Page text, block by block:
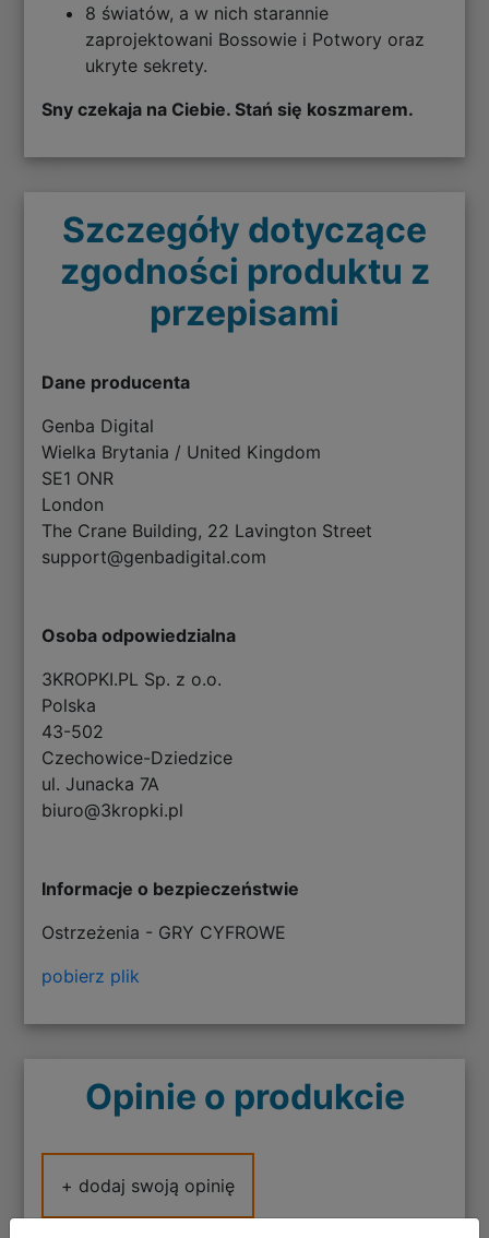
8 światów, a w nich starannie
zaprojektowani Bossowie i Potwory oraz
ukryte sekrety.
Sny czekaja na Ciebie. Stań się koszmarem.
Szczegóły dotyczące
zgodności produktu z
przepisami
Dane producenta
Genba Digital
Wielka Brytania / United Kingdom
SE1 ONR
London
The Crane Building, 22 Lavington Street
support@genbadigital.com
Osoba odpowiedzialna
3KROPKI.PL Sp. z o.o.
Polska
43-502
Czechowice-Dziedzice
ul. Junacka 7A
biuro@3kropki.pl
Informacje o bezpieczeństwie
Ostrzeżenia - GRY CYFROWE
pobierz plik
Opinie o produkcie
+ dodaj swoją opinię